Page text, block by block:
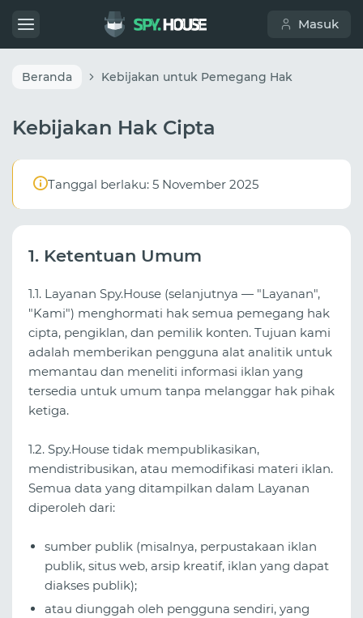
Masuk
Beranda Kebijakan untuk Pemegang Hak
Kebijakan Hak Cipta
Tanggal berlaku: 5 November 2025
1. Ketentuan Umum
1.1. Layanan Spy.House (selanjutnya — "Layanan",
"Kami") menghormati hak semua pemegang hak
cipta, pengiklan, dan pemilik konten. Tujuan kami
adalah memberikan pengguna alat analitik untuk
memantau dan meneliti informasi iklan yang
tersedia untuk umum tanpa melanggar hak pihak
ketiga.
1.2. Spy.House tidak mempublikasikan,
mendistribusikan, atau memodifikasi materi iklan.
Semua data yang ditampilkan dalam Layanan
diperoleh dari:
sumber publik (misalnya, perpustakaan iklan
publik, situs web, arsip kreatif, iklan yang dapat
diakses publik);
atau diunggah oleh pengguna sendiri, yang